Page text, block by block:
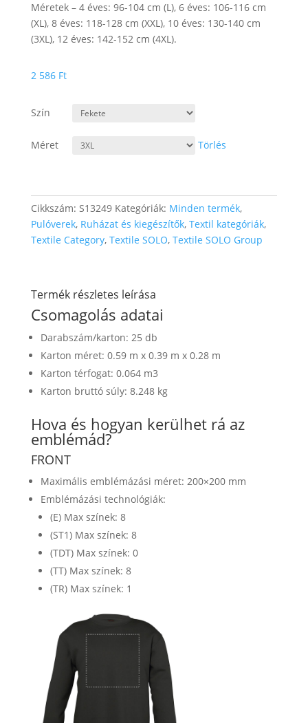
Méretek – 4 éves: 96-104 cm (L), 6 éves: 106-116 cm
(XL), 8 éves: 118-128 cm (XXL), 10 éves: 130-140 cm
(3XL), 12 éves: 142-152 cm (4XL).
2 586 Ft
Szín
Méret Törlés
Cikkszám: S13249 Kategóriák: Minden termék,
Pulóverek, Ruházat és kiegészítők, Textil kategóriák,
Textile Category, Textile SOLO, Textile SOLO Group
Termék részletes leírása
Csomagolás adatai
Darabszám/karton: 25 db
Karton méret: 0.59 m x 0.39 m x 0.28 m
Karton térfogat: 0.064 m3
Karton bruttó súly: 8.248 kg
Hova és hogyan kerülhet rá az
emblémád?
FRONT
Maximális emblémázási méret: 200×200 mm
Emblémázási technológiák:
(E) Max színek: 8
(ST1) Max színek: 8
(TDT) Max színek: 0
(TT) Max színek: 8
(TR) Max színek: 1